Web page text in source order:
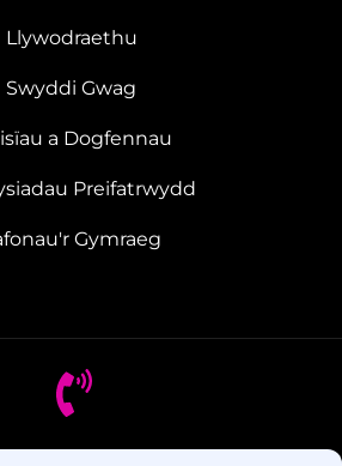
Llywodraethu
Swyddi Gwag
a Dogfennau
Preifatrwydd
Gymraeg